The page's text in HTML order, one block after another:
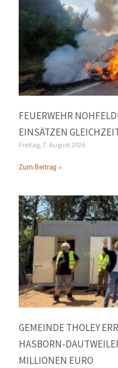
FEUERWEHR
EINSÄTZEN
Freitag, 7. August 2026
Zum Beitrag »
GEMEINDE THOLEY
HASBORN-
MILLIONEN EURO